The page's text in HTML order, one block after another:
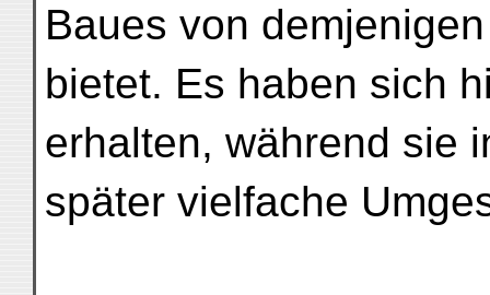
Baues von
bietet. Es haben sich
erhalten, während sie
später vielfache